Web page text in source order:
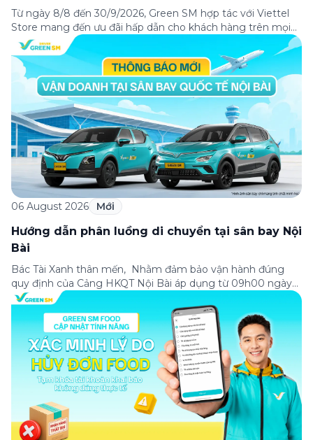
Từ ngày 8/8 đến 30/9/2026, Green SM hợp tác với Viettel
Store mang đến ưu đãi hấp dẫn cho khách hàng trên mọi
hành trình đến hệ thống Viettel Store toàn quốc – nơi đang
mở bán siêu phẩm màn hình gập mới nhất Samsung
Galaxy Z Fold 8 Ultra. Với sự hợp tác này, […]
06 August 2026 Mới
Hướng dẫn phân luồng di chuyển tại sân bay Nội
Bài
Bác Tài Xanh thân mến, Nhằm đảm bảo vận hành đúng
quy định của Cảng HKQT Nội Bài áp dụng từ 09h00 ngày
05/08/2026, Green SM gửi tới Bác Tài Xanh hướng dẫn
phân luồng di chuyển quan trọng như sau: ✈️ NHÀ GA T2
(QUỐC TẾ) ✅ ĐÓN KHÁCH – Hành khách sử dụng ứng
dụng […]